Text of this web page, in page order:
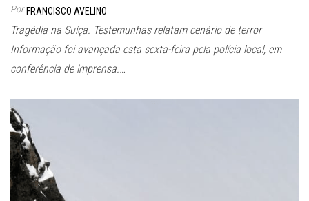
Por FRANCISCO AVELINO
Tragédia na Suíça. Testemunhas relatam cenário de terror
Informação foi avançada esta sexta-feira pela polícia local, em
conferência de imprensa.…